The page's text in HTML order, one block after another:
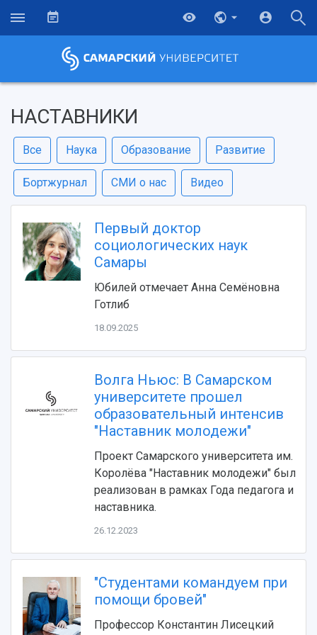
Об университете
Ключевые факты
Руководство
Наблюдательный совет
Попечительский совет
Ученый совет
Ректорат
Главные новости
Объявления
СМИ об университете
Пресс-центр
Газета "Полет"
Образование
Почему я выбираю Самарский университет?
Абитуриенту
Бакалавриат и специалитет
Формы обучения
Учебные планы
Дополнительное образование
Научно-исследовательская деятельность
Основные научные направления
Научные школы и ведущие научные коллективы
Диссертационные советы
работников
Научно-технический совет
Научные проекты и темы
НАСТАВНИКИ
Все Наука Образование Развитие
Бортжурнал СМИ о нас Видео
Первый доктор
социологических наук
Самары
Юбилей отмечает Анна Семёновна
Готлиб
18.09.2025
Волга Ньюс: В Самарском
университете прошел
образовательный интенсив
"Наставник молодежи"
Проект Самарского университета им.
Королёва "Наставник молодежи" был
реализован в рамках Года педагога и
наставника.
26.12.2023
"Студентами командуем при
помощи бровей"
Профессор Константин Лисецкий